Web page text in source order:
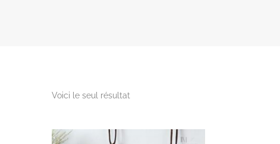
Voici le seul résultat